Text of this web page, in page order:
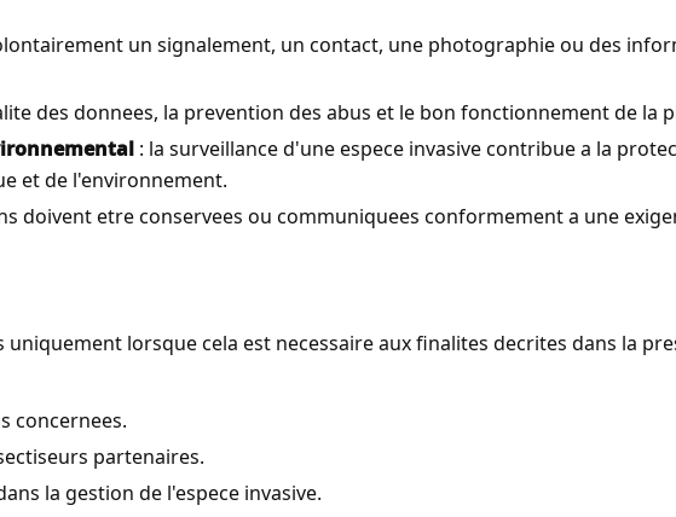
un signalement, un contact, une photographie ou des
des donnees, la prevention des abus et le bon fonctionnement de la
: la surveillance d'une espece invasive contribue a la
et de l'environnement.
doivent etre conservees ou communiquees conformement a une
lorsque cela est necessaire aux finalites decrites dans la
concernees.
partenaires.
la gestion de l'espece invasive.